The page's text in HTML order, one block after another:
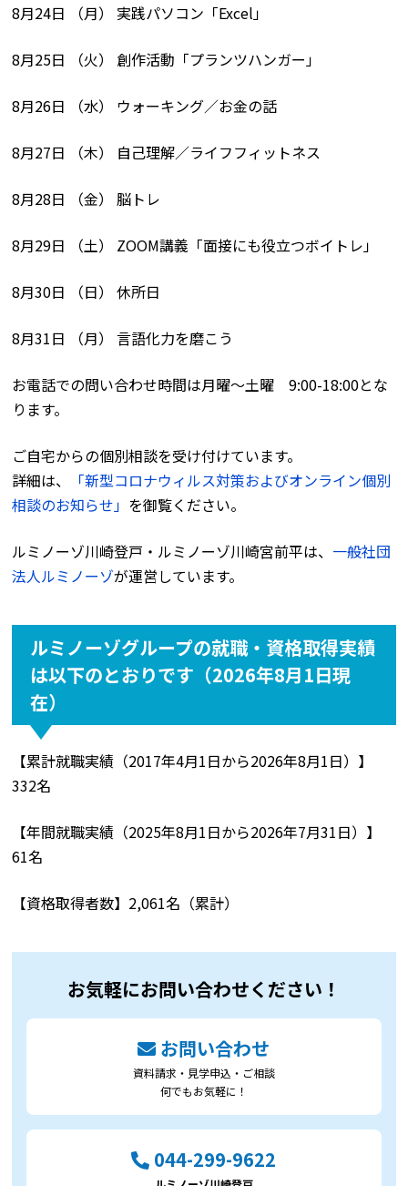
8月24日 （月） 実践パソコン「Excel」
8月25日 （火） 創作活動「プランツハンガー」
8月26日 （水） ウォーキング／お金の話
8月27日 （木） 自己理解／ライフフィットネス
8月28日 （金） 脳トレ
8月29日 （土） ZOOM講義「面接にも役立つボイトレ」
8月30日 （日） 休所日
8月31日 （月） 言語化力を磨こう
お電話での問い合わせ時間は月曜〜土曜 9:00-18:00とな
ります。
ご自宅からの個別相談を受け付けています。
詳細は、
「新型コロナウィルス対策およびオンライン個別
相談のお知らせ」 を御覧ください。
ルミノーゾ川崎登戸・ルミノーゾ川崎宮前平は、 一般社団
法人ルミノーゾが運営しています。
ルミノーゾグループの就職・資格取得実績
は以下のとおりです（2026年8月1日現
在）
【累計就職実績（2017年4月1日から2026年8月1日）】
332名
【年間就職実績（2025年8月1日から2026年7月31日）】
61名
【資格取得者数】2,061名（累計）
お気軽にお問い合わせください！
お問い合わせ
資料請求・見学申込・ご相談
何でもお気軽に！
044-299-9622